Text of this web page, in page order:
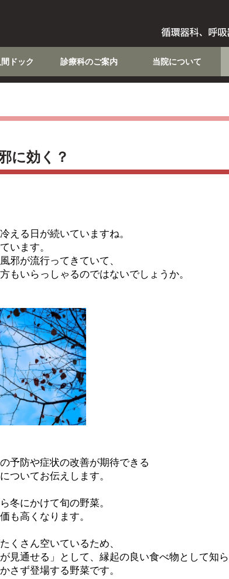
ドック 診療科のご案内 当院について
に効く？
える日が続いていますね。
います。
邪が流行ってきていて、
もいらっしゃるのではないでしょうか。
予防や症状の改善が期待できる
ついてお伝えします。
冬にかけて旬の野菜。
も高くなります。
くさん空いているため、
見通せる」として、縁起の良い食べ物として知
さず登場する野菜です。